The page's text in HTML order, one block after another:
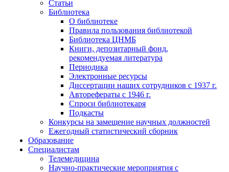
Статьи
Библиотека
О библиотеке
Правила пользования библиотекой
Библиотека ЦНМБ
Книги, депозитарный фонд,
рекомендуемая литература
Периодика
Электронные ресурсы
Диссертации наших сотрудников с 1937 г.
Авторефераты с 1946 г.
Спроси библиотекаря
Подкасты
Конкурсы на замещение научных должностей
Ежегодный статистический сборник
Образование
Специалистам
Телемедицина
Научно-практические мероприятия с